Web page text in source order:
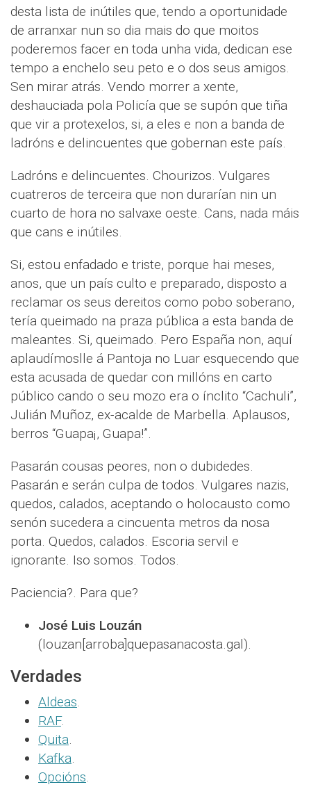
desta lista de inútiles que, tendo a oportunidade
de arranxar nun so dia mais do que moitos
poderemos facer en toda unha vida, dedican ese
tempo a enchelo seu peto e o dos seus amigos.
Sen mirar atrás. Vendo morrer a xente,
deshauciada pola Policía que se supón que tiña
que vir a protexelos, si, a eles e non a banda de
ladróns e delincuentes que gobernan este país.
Ladróns e delincuentes. Chourizos. Vulgares
cuatreros de terceira que non durarían nin un
cuarto de hora no salvaxe oeste. Cans, nada máis
que cans e inútiles.
Si, estou enfadado e triste, porque hai meses,
anos, que un país culto e preparado, disposto a
reclamar os seus dereitos como pobo soberano,
tería queimado na praza pública a esta banda de
maleantes. Si, queimado. Pero España non, aquí
aplaudímoslle á Pantoja no Luar esquecendo que
esta acusada de quedar con millóns en carto
público cando o seu mozo era o ínclito “Cachuli”,
Julián Muñoz, ex-acalde de Marbella. Aplausos,
berros “Guapa¡, Guapa!”.
Pasarán cousas peores, non o dubidedes.
Pasarán e serán culpa de todos. Vulgares nazis,
quedos, calados, aceptando o holocausto como
senón sucedera a cincuenta metros da nosa
porta. Quedos, calados. Escoria servil e
ignorante. Iso somos. Todos.
Paciencia?. Para que?
José Luis Louzán
(louzan[arroba]quepasanacosta.gal).
Verdades
Aldeas.
RAF.
Quita.
Kafka.
Opcións.